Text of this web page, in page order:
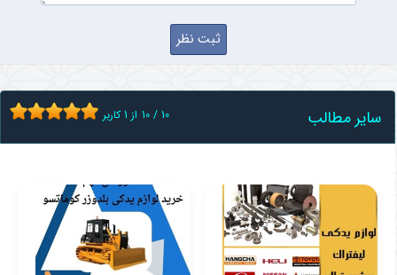
سایر مطالب 10 / 10 از 1کاربر